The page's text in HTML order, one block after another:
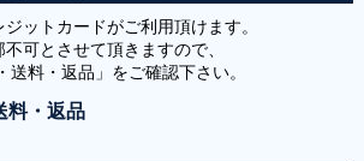
ットカードがご利用頂けます。
可とさせて頂きますので、
料・返品」をご確認下さい。
料・返品